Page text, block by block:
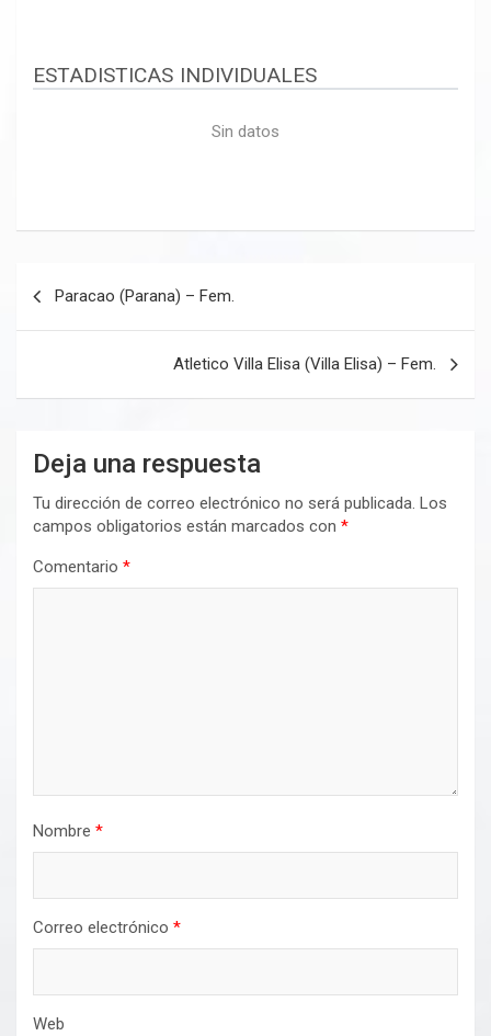
ESTADISTICAS INDIVIDUALES
Sin datos
Paracao (Parana) – Fem.
Atletico Villa Elisa (Villa Elisa) – Fem.
Deja una respuesta
Tu dirección de correo electrónico no será publicada. Los
campos obligatorios están marcados con *
Comentario *
Nombre *
Correo electrónico *
Web